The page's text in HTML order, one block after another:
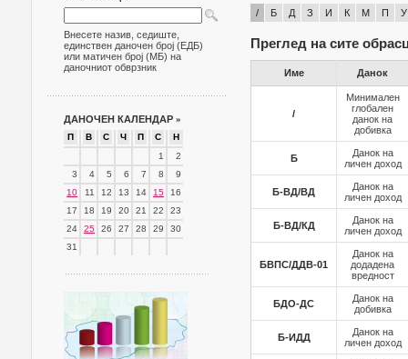
Внесете назив, седиште,
единствен даночен број (ЕДБ)
или матичен број (МБ) на
даночниот обврзник
ДАНОЧЕН КАЛЕНДАР »
П В С Ч П С
Н
1
2
3
4 5 6 7 8
9
10
11 12 13 14 15
16
17
18 19 20 21 22
23
24
25 26 27 28 29
30
31
/ Б Д З И К М П У
Преглед на сите
Име Данок
/
Минимален
глобален
данок на
добивка
Б
Данок на
личен доход
Б-ВД/ВД
Данок на
личен доход
Б-ВД/КД
Данок на
личен доход
БВПС/ДДВ-01
Данок на
додадена
вредност
БДО-ДС
Данок на
добивка
Б-ИДД
Данок на
личен доход